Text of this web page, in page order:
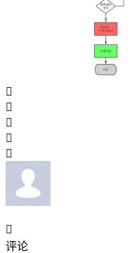






评论